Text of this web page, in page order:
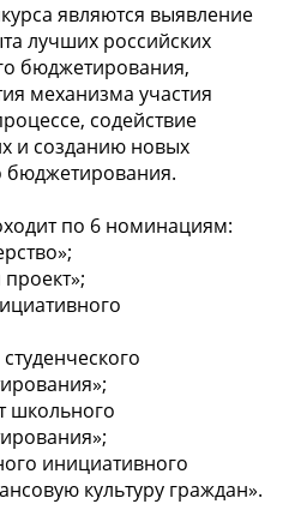
являются выявление
лучших российских
бюджетирования,
механизма участия
содействие
и созданию новых
бюджетирования.
по 6 номинациям:
школьного
инициативного
культуру граждан».